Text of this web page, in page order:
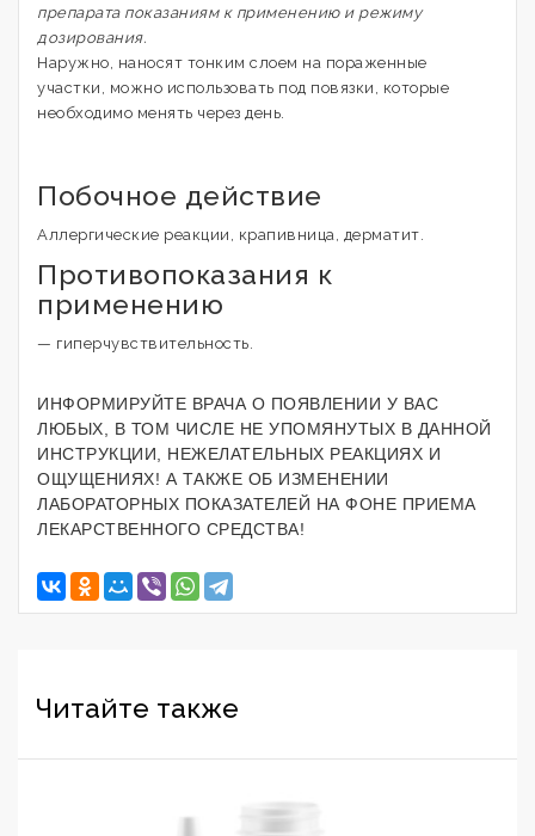
препарата показаниям к применению и режиму
дозирования.
Наружно, наносят тонким слоем на пораженные
участки, можно использовать под повязки, которые
необходимо менять через день.
Побочное действие
Аллергические реакции, крапивница, дерматит.
Противопоказания к
применению
— гиперчувствительность.
ИНФОРМИРУЙТЕ ВРАЧА О ПОЯВЛЕНИИ У ВАС
ЛЮБЫХ, В ТОМ ЧИСЛЕ НЕ УПОМЯНУТЫХ В ДАННОЙ
ИНСТРУКЦИИ, НЕЖЕЛАТЕЛЬНЫХ РЕАКЦИЯХ И
ОЩУЩЕНИЯХ! А ТАКЖЕ ОБ ИЗМЕНЕНИИ
ЛАБОРАТОРНЫХ ПОКАЗАТЕЛЕЙ НА ФОНЕ ПРИЕМА
ЛЕКАРСТВЕННОГО СРЕДСТВА!
Читайте также